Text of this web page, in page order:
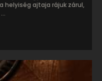
helyiség ajtaja rájuk zárul,